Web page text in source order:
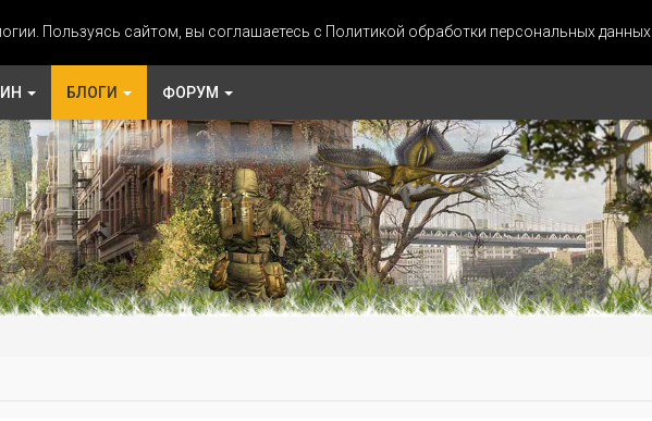
Пользуясь сайтом, вы соглашаетесь с Политикой обработки персональных данных.
БЛОГИ ФОРУМ